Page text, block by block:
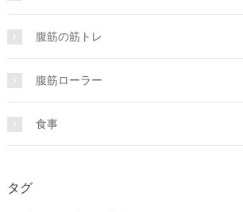
腹筋の筋トレ
腹筋ローラー
食事
タグ